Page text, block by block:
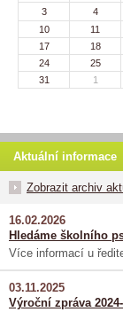
3
4
10
11
17
18
24
25
31
1
Aktuální informace
Zobrazit archiv
16.02.2026
Hledáme školního
Více informací u
03.11.2025
Výroční zpráva